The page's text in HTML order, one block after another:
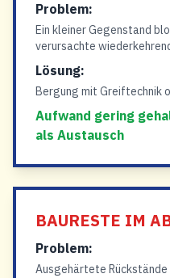
Problem:
Ein kleiner Gegenstand
verursachte
Lösung:
Bergung mit Greiftechnik
Aufwand gering
als Austausch
BAURESTE IM
Problem:
Ausgehärtete